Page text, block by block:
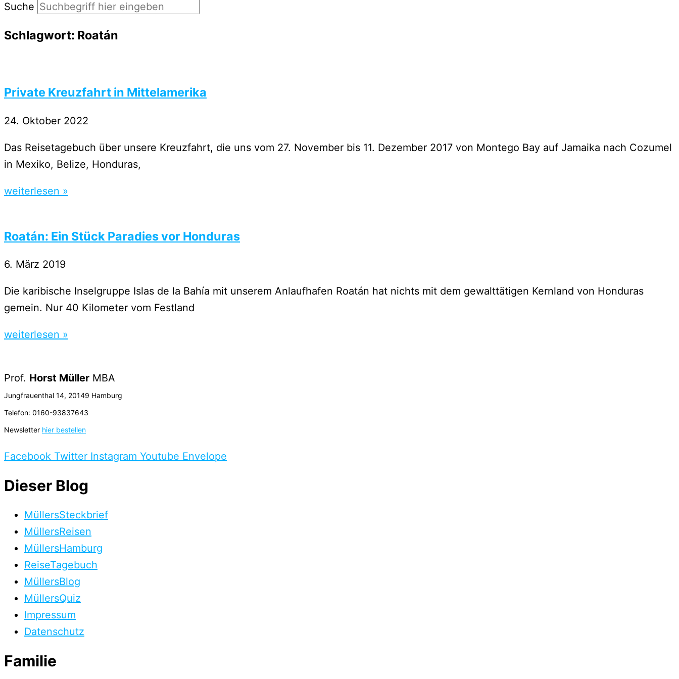
Suche
Schlagwort: Roatán
Private Kreuzfahrt in Mittelamerika
24. Oktober 2022
Das Reisetagebuch über unsere Kreuzfahrt, die uns vom 27. November bis 11. Dezember 2017 von Montego Bay auf Jamaika nach Cozumel
in Mexiko, Belize, Honduras,
weiterlesen »
Roatán: Ein Stück Paradies vor Honduras
6. März 2019
Die karibische Inselgruppe Islas de la Bahía mit unserem Anlaufhafen Roatán hat nichts mit dem gewalttätigen Kernland von Honduras
gemein. Nur 40 Kilometer vom Festland
weiterlesen »
Prof. Horst Müller MBA
Jungfrauenthal 14, 20149 Hamburg
Telefon: 0160-93837643
Newsletter hier bestellen
Facebook Twitter Instagram Youtube Envelope
Dieser Blog
MüllersSteckbrief
MüllersReisen
MüllersHamburg
ReiseTagebuch
MüllersBlog
MüllersQuiz
Impressum
Datenschutz
Familie